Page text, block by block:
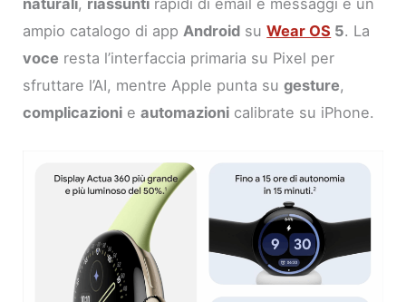
naturali, riassunti rapidi di email e messaggi e un
ampio catalogo di appAndroid suWear OS 5. La
voce resta l’interfaccia primaria su Pixel per
sfruttare l’AI, mentre Apple punta sugesture,
complicazioni eautomazioni calibrate su iPhone.